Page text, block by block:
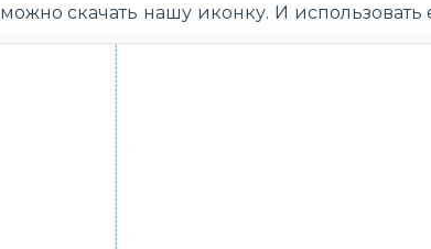
скачать нашу иконку. И использовать